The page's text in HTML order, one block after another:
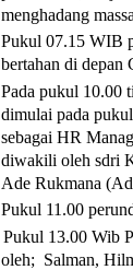
menghadang
Pukul 07.15 WIB
bertahan di depan
Pada pukul 10.00
dimulai pada
sebagai HR
diwakili oleh sdri
Ade Rukmana
Pukul 11.00
Pukul 13.00 Wib
oleh; Salman,